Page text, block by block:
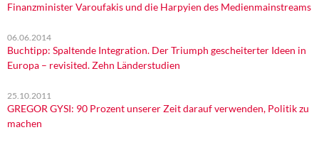
Finanzminister Varoufakis und die Harpyien des Medienmainstreams
06.06.2014
Buchtipp: Spaltende Integration. Der Triumph gescheiterter Ideen in
Europa – revisited. Zehn Länderstudien
25.10.2011
GREGOR GYSI: 90 Prozent unserer Zeit darauf verwenden, Politik zu
machen